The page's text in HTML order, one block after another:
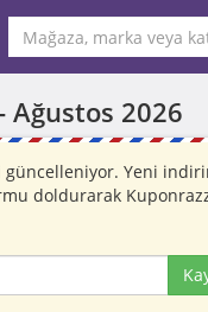
Ağustos 2026
güncelleniyor. Yeni
doldurarak